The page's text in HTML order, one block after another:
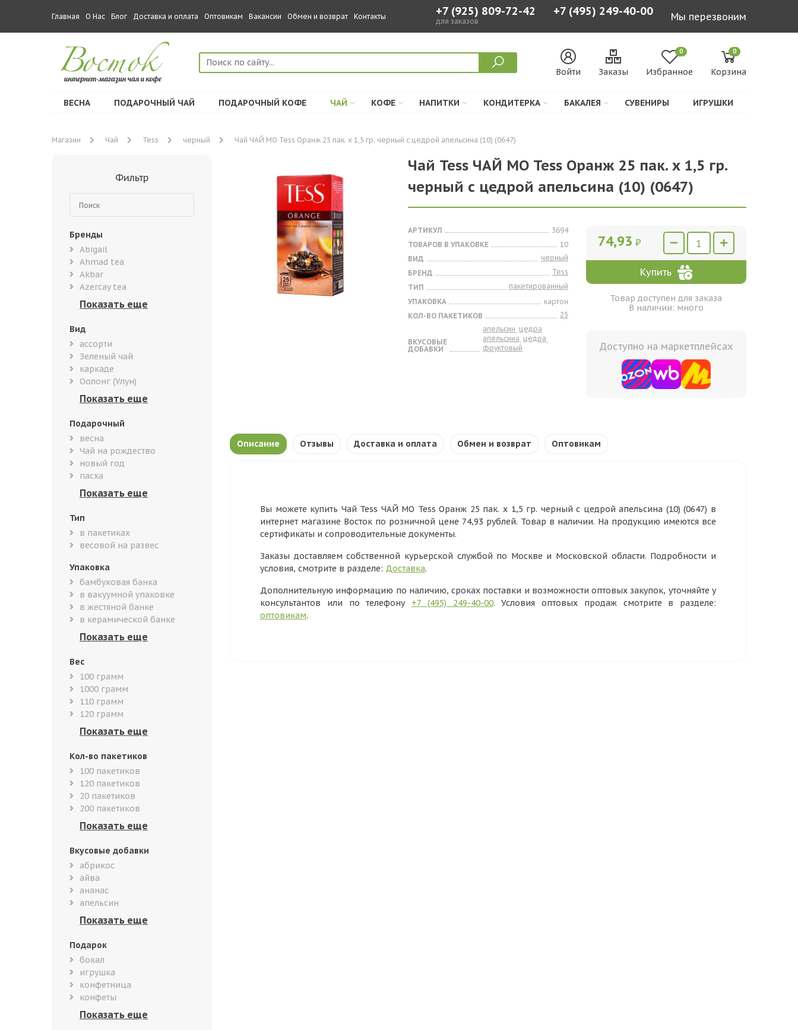
Главная О Нас Блог Доставка и оплата Оптовикам Вакансии Обмен и возврат Контакты +7 (925) 809-72-42
для заказов
+7 (495) 249-40-00 Мы перезвоним
Войти Заказы
0
Избранное
0
Корзина
ВЕСНА ПОДАРОЧНЫЙ ЧАЙ ПОДАРОЧНЫЙ КОФЕ ЧАЙ КОФЕ НАПИТКИ КОНДИТЕРКА БАКАЛЕЯ СУВЕНИРЫ ИГРУШКИ
Магазин Чай Tess черный Чай ЧАЙ МО Tess Оранж 25 пак. х 1,5 гр. черный с цедрой апельсина (10) (0647)
Фильтр
Бренды
Abigail
Ahmad tea
Akbar
Azercay tea
Вид
ассорти
Зеленый чай
каркаде
Оолонг (Улун)
Подарочный
весна
Чай на рождество
новый год
пасха
Тип
в пакетиках
весовой на развес
Упаковка
бамбуковая банка
в вакуумной упаковке
в жестяной банке
в керамической банке
Вес
100 грамм
1000 грамм
110 грамм
120 грамм
Кол-во пакетиков
100 пакетиков
120 пакетиков
20 пакетиков
200 пакетиков
Вкусовые добавки
абрикос
айва
ананас
апельсин
Подарок
бокал
игрушка
конфетница
конфеты
Чай Tess ЧАЙ МО Tess Оранж 25 пак. х 1,5 гр.
черный с цедрой апельсина (10) (0647)
АРТИКУЛ
3694
ТОВАРОВ В УПАКОВКЕ
10
ВИД
черный
БРЕНД
Tess
ТИП
пакетированный
УПАКОВКА
картон
КОЛ-ВО ПАКЕТИКОВ
25
ВКУСОВЫЕ
ДОБАВКИ
апельсин, цедра
апельсина, цедра,
фруктовый
74,93 ₽
Купить
Товар доступен для заказа
В наличии: много
Доступно на маркетплейсах
Описание Отзывы Доставка и оплата Обмен и возврат Оптовикам
Вы можете купить Чай Tess ЧАЙ МО Tess Оранж 25 пак. х 1,5 гр. черный с цедрой апельсина (10) (0647) в
интернет магазине Восток по розничной цене 74,93 рублей. Товар в наличии. На продукцию имеются все
сертификаты и сопроводительные документы.
Заказы доставляем собственной курьерской службой по Москве и Московской области. Подробности и
условия, смотрите в разделе: Доставка.
Дополнительную информацию по наличию, сроках поставки и возможности оптовых закупок, уточняйте у
консультантов или по телефону +7 (495) 249-40-00. Условия оптовых продаж смотрите в разделе:
оптовикам.